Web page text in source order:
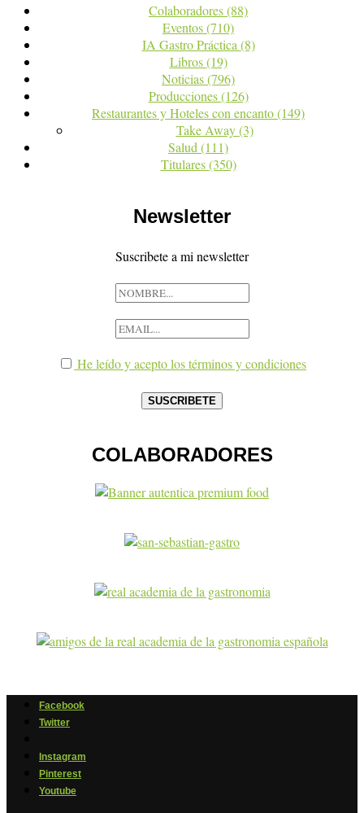
Colaboradores(88)
Eventos(710)
IA Gastro Práctica (8)
Libros(19)
Noticias(796)
Producciones(126)
Restaurantes y Hoteles con encanto(149)
Take Away(3)
Salud (111)
Titulares(350)
Newsletter
Suscribete a mi newsletter
He leído y acepto los términos y condiciones
COLABORADORES
Facebook
Twitter
Instagram
Pinterest
Youtube